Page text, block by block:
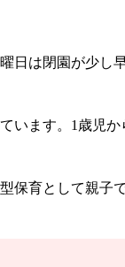
日は閉園が少し
います。1歳児か
保育として親子